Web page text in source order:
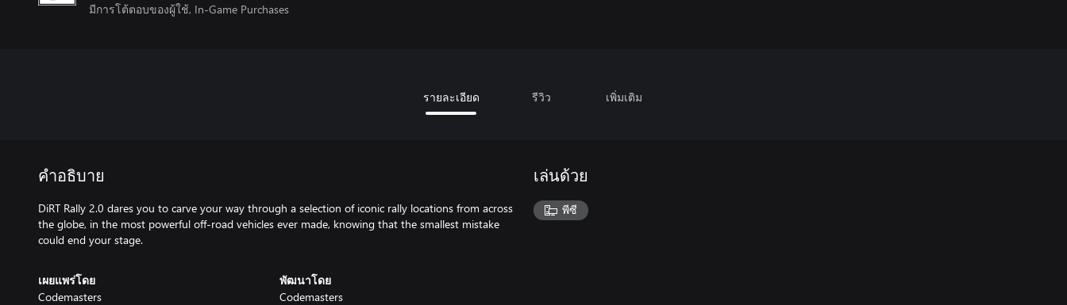
มีการโต้ตอบของผู้ใช้, In-Game Purchases
รายละเอียด รีวิว เพิ่มเติม
คำอธิบาย
DiRT Rally 2.0 dares you to carve your way through a selection of iconic rally locations from across
the globe, in the most powerful off-road vehicles ever made, knowing that the smallest mistake
could end your stage.
เผยแพร่โดย
Codemasters
พัฒนาโดย
Codemasters
เล่นด้วย
พีซี